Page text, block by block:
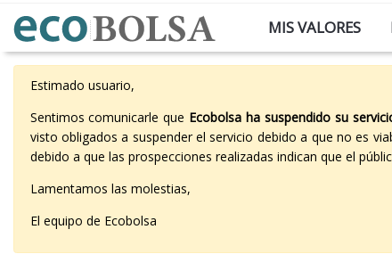
MIS VALORES
Estimado usuario,
Sentimos comunicarle que Ecobolsa ha suspendido su
visto obligados a suspender el servicio debido a que no es
debido a que las prospecciones realizadas indican que el
Lamentamos las molestias,
El equipo de Ecobolsa